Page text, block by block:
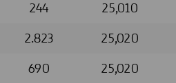
244 25,010
2.823 25,020
690 25,020